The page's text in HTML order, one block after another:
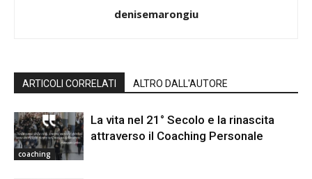
denisemarongiu
ARTICOLI CORRELATI ALTRO DALL'AUTORE
coaching
La vita nel 21° Secolo e la rinascita
attraverso il Coaching Personale